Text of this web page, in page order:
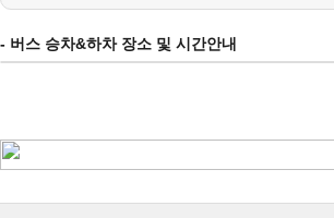
- 버스 승차&하차 장소 및 시간안내